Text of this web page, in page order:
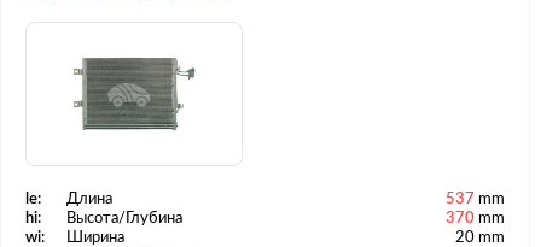
le: Длина 537 mm
hi:
Высота/Глубина 370 mm
wi:
Ширина
20 mm